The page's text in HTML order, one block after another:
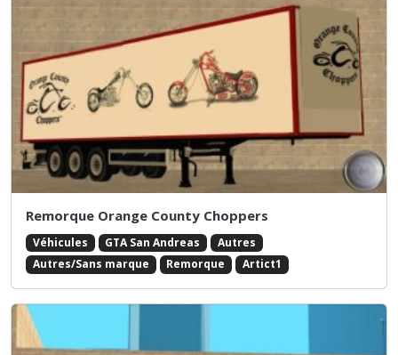
Remorque Orange County Choppers
Véhicules GTA San Andreas
Autres
Autres/Sans marque
Remorque Artict1